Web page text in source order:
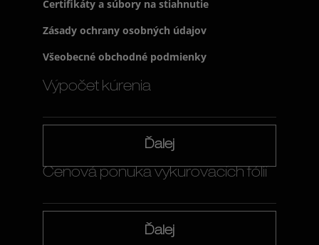
Certifikáty a súbory na stiahnutie
Zásady ochrany osobných údajov
Všeobecné obchodné podmienky
Výpočet kúrenia
Ďalej
Cenová ponuka vykurovacích fólií
Ďalej